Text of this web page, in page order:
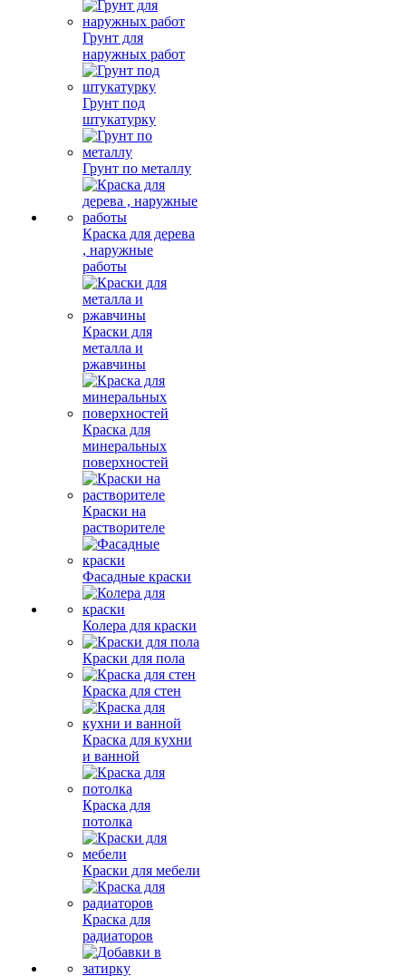
Грунт для
наружных работ
Грунт под
штукатурку
Грунт по металлу
Краска для дерева
, наружные
работы
Краски для
металла и
ржавчины
Краска для
минеральных
поверхностей
Краски на
растворителе
Фасадные краски
Колера для краски
Краски для пола
Краска для стен
Краска для кухни
и ванной
Краска для
потолка
Краски для мебели
Краска для
радиаторов